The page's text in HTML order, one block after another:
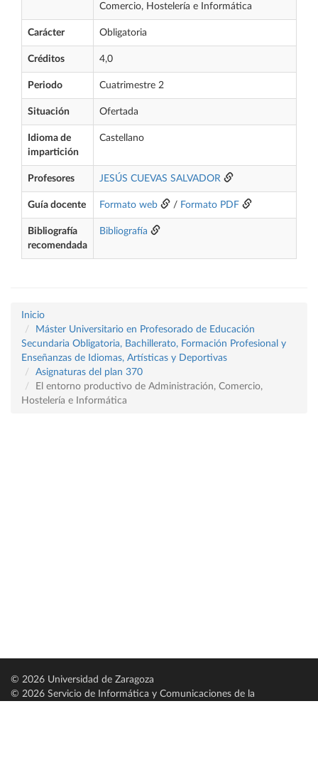
Comercio, Hostelería e Informática
Carácter Obligatoria
Créditos 4,0
Periodo Cuatrimestre 2
Situación Ofertada
Idioma de
impartición
Castellano
Profesores JESÚS CUEVAS SALVADOR
Guía docente Formato web / Formato PDF
Bibliografía
recomendada
Bibliografía
Inicio
Máster Universitario en Profesorado de Educación
Secundaria Obligatoria, Bachillerato, Formación Profesional y
Enseñanzas de Idiomas, Artísticas y Deportivas
Asignaturas del plan 370
El entorno productivo de Administración, Comercio,
Hostelería e Informática
© 2026 Universidad de Zaragoza
© 2026 Servicio de Informática y Comunicaciones de la